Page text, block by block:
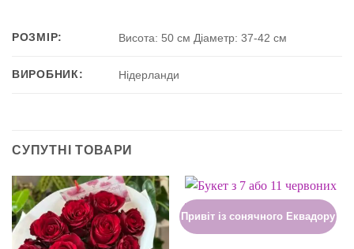
РОЗМІР: Висота: 50 см Діаметр: 37-42 см
ВИРОБНИК: Нідерланди
СУПУТНІ ТОВАРИ
Привіт із сонячного Еквадору